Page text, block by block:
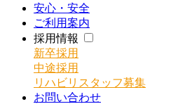
安心・安全
ご利用案内
採用情報
新卒採用
中途採用
リハビリスタッフ募集
お問い合わせ